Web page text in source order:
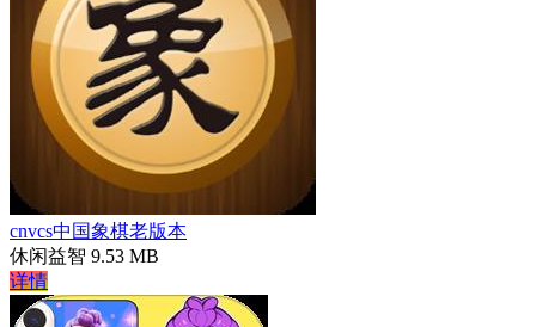
cnvcs中国象棋老版本
休闲益智 9.53 MB
详情